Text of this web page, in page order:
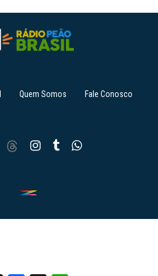
Quem Somos Fale Conosco